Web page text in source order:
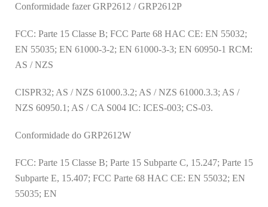
Conformidade fazer GRP2612 / GRP2612P
FCC: Parte 15 Classe B; FCC Parte 68 HAC CE: EN 55032;
EN 55035; EN 61000-3-2; EN 61000-3-3; EN 60950-1 RCM:
AS / NZS
CISPR32; AS / NZS 61000.3.2; AS / NZS 61000.3.3; AS /
NZS 60950.1; AS / CA S004 IC: ICES-003; CS-03.
Conformidade do GRP2612W
FCC: Parte 15 Classe B; Parte 15 Subparte C, 15.247; Parte 15
Subparte E, 15.407; FCC Parte 68 HAC CE: EN 55032; EN
55035; EN